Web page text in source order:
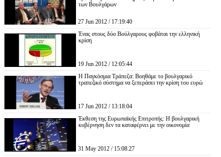
των Βουλγάρων
27 Jun 2012 / 17:19:40
Ένας στους δύο Βούλγαρους φοβάται την ελληνική
κρίση
19 Jun 2012 / 12:05:44
Η Παγκόσμια Τράπεζα: Βοηθάμε το βουλγαρικό
τραπεζικό σύστημα να ξεπεράσει την κρίση του ευρώ
17 Jun 2012 / 13:18:04
Έκθεση της Ευρωπαϊκής Επιτροπής: Η βουλγαρική
κυβέρνηση δεν τα καταφέρνει με την οικονομία
31 May 2012 / 15:08:27